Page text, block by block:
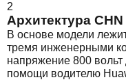
2
Архитектура
В основе модели
тремя инженерными
напряжение 800
помощи водителю